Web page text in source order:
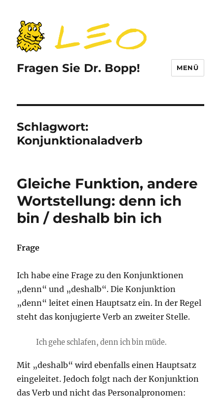
Fragen Sie Dr. Bopp! MENÜ
Schlagwort:
Konjunktionaladverb
Gleiche Funktion, andere
Wortstellung: denn ich
bin / deshalb bin ich
Frage
Ich habe eine Frage zu den Konjunktionen
„denn“ und „deshalb“. Die Konjunktion
„denn“ leitet einen Hauptsatz ein. In der Regel
steht das konjugierte Verb an zweiter Stelle.
Ich gehe schlafen, denn ich bin müde.
Mit „deshalb“ wird ebenfalls einen Hauptsatz
eingeleitet. Jedoch folgt nach der Konjunktion
das Verb und nicht das Personalpronomen: